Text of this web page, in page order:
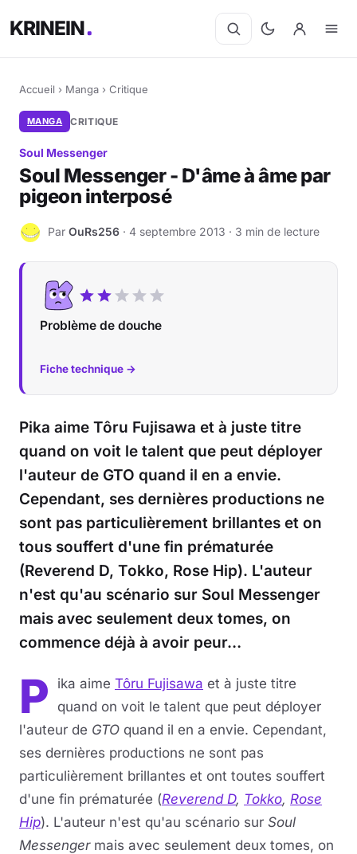
KRINEIN
Accueil › Manga › Critique
MANGA CRITIQUE
Soul Messenger
Soul Messenger - D'âme à âme par
pigeon interposé
O Par OuRs256 · 4 septembre 2013 · 3 min de lecture
Problème de douche
Fiche technique →
Pika aime Tôru Fujisawa et à juste titre
quand on voit le talent que peut déployer
l'auteur de GTO quand il en a envie.
Cependant, ses dernières productions ne
sont pas particulièrement brillantes et on
tous souffert d'une fin prématurée
(Reverend D, Tokko, Rose Hip). L'auteur
n'est qu'au scénario sur Soul Messenger
mais avec seulement deux tomes, on
commence déjà à avoir peur…
P ika aime Tôru Fujisawa et à juste titre
quand on voit le talent que peut déployer
l'auteur de GTO quand il en a envie. Cependant,
ses dernières productions ne sont pas
particulièrement brillantes et ont toutes souffert
d'une fin prématurée (Reverend D, Tokko, Rose
Hip). L'auteur n'est qu'au scénario sur Soul
Messenger mais avec seulement deux tomes, on